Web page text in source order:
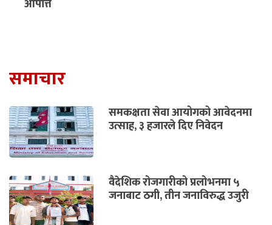
आपत्ति
समाचार
समकक्षता सेवा आयोगको आवेदनमा
उत्साह, ३ हजारले दिए निवेदन
वैदेशिक रोजगारीको प्रलोभनमा ५
जनाबाट ठगी, तीन जनाविरुद्ध उजुरी